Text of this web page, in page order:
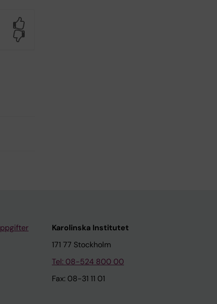
Karolinska Institutet
171 77 Stockholm
Tel: 08-524 800 00
Fax: 08-31 11 01